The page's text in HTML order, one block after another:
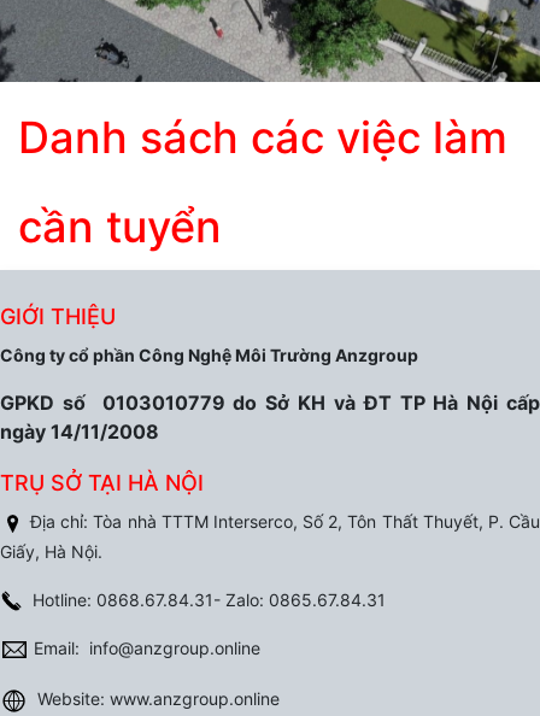
Danh sách các việc làm
cần tuyển
GIỚI THIỆU
Công ty cổ phần Công Nghệ Môi Trường Anzgroup
GPKD số 0103010779 do Sở KH và ĐT TP Hà Nội cấp
ngày 14/11/2008
TRỤ SỞ TẠI HÀ NỘI
Địa chỉ: Tòa nhà TTTM Interserco, Số 2, Tôn Thất Thuyết, P. Cầu
Giấy, Hà Nội.
Hotline: 0868.67.84.31- Zalo: 0865.67.84.31
Email: info@anzgroup.online
Website: www.anzgroup.online